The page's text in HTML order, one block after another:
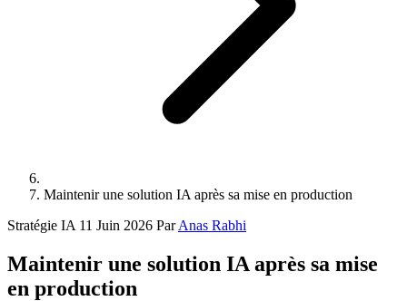
Maintenir une solution IA après sa mise en production
Stratégie IA 11 Juin 2026 ParAnas Rabhi
Maintenir une solution IA après sa mise
en production